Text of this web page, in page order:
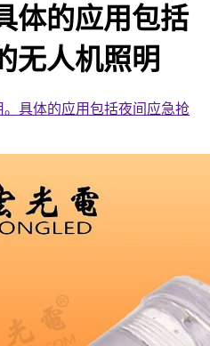
体的应用包括
无人机照明
。具体的应用包括夜间应急抢